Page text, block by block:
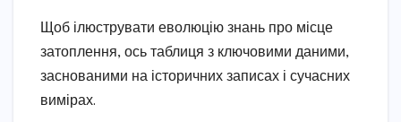
Щоб ілюструвати еволюцію знань про місце
затоплення, ось таблиця з ключовими даними,
заснованими на історичних записах і сучасних
вимірах.